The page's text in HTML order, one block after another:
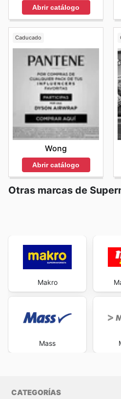
Abrir catálogo
Caducado
Wong
Abrir catálogo
Otras marcas de
Makro
Mass
CATEGORÍAS